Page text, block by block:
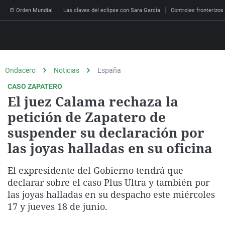
El Orden Mundial Las claves del eclipse con Sara García Controles fronterizos
Programas
Más de uno
Por fin
Julia en la onda
Radioestadio
Radioestadio noche
Podcast
Los Perseguidos
Malas decisiones
Expedientes del más
Invisibles
Prohibido morirse
Andalucía
Aragón
Baleares
Cataluña
Comunidad de Madrid
Economía
Deportes
Fútbol
Baloncesto
Tenis
El tiempo
Más noticias
Sociedad
Mundo
Salud
Ciencia y Tecnología
Gastronomía
Ondacero Noticias
España
CASO ZAPATERO
El juez Calama rechaza la
petición de Zapatero de
suspender su declaración por
las joyas halladas en su oficina
El expresidente del Gobierno tendrá que
declarar sobre el caso Plus Ultra y también por
las joyas halladas en su despacho este miércoles
17 y jueves 18 de junio.